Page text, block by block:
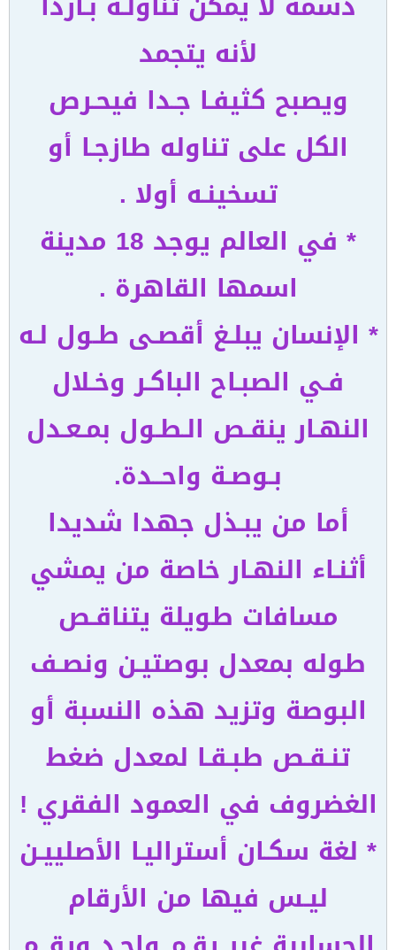
لأنه يتجمد
ويصبح كثيفـا جـدا فيحـرص
الكل على تناوله طازجـا أو
تسخينـه أولا .
* في العالم يوجد 18 مدينة
اسمها القاهرة .
* الإنسان يبلـغ أقصـى طـول لـه
فـي الصبـاح الباكـر وخـلال
النهـار ينقـص الـطـول بمـعـدل
بـوصـة واحــدة.
أما من يبـذل جهدا شديدا
أثنـاء النهـار خاصة من يمشي
مسافات طويلة يتناقـص
طوله بمعدل بوصتيـن ونصـف
البوصة وتزيد هذه النسبة أو
تنـقـص طبـقـا لمعدل ضغط
الغضروف في العمود الفقري !
* لغة سكـان أستراليـا الأصلييـن
ليـس فيها من الأرقام